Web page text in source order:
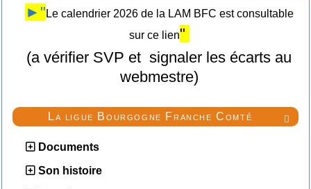

La ligue Bourgogne Franche Comté
Documents
Son histoire
►" Le calendrier 2026 de la LAM BFC est consultable
sur ce lien"
(a vérifier SVP et signaler les écarts au
webmestre)